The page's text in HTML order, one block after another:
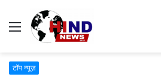
Menu
टॉप न्यूज़